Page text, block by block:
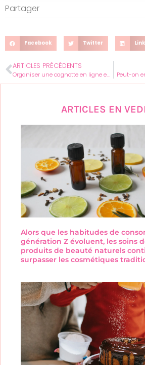
Partager
Facebook Twitter
ARTICLES PRÉCÉDENTS
Organiser une cagnotte en ligne entre femmes pour des moments uniques et solidaires Peut-on
ARTICLES EN
Alors que les habitudes de
génération Z évoluent, les soins
produits de beauté naturels
surpasser les cosmétiques